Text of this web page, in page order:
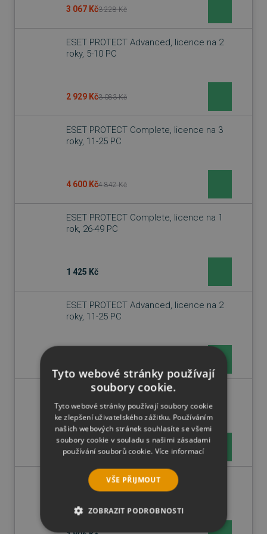
3 067 Kč3 228 Kč
ESET PROTECT Advanced, licence na 2
roky, 5-10 PC
2 929 Kč3 083 Kč
ESET PROTECT Complete, licence na 3
roky, 11-25 PC
4 600 Kč4 842 Kč
ESET PROTECT Complete, licence na 1
rok, 26-49 PC
1 425 Kč
ESET PROTECT Advanced, licence na 2
roky, 11-25 PC
ESET PROTECT Complete, licence na 3
roky, 26-49 PC
4 062 Kč 4 276 Kč
ESET PROTECT Complete, obnova
licence na 1 roky, 5-10 PC
Tyto webové stránky používají
soubory cookie.
Tyto webové stránky používají soubory cookie
ke zlepšení uživatelského zážitku. Používáním
našich webových stránek souhlasíte se všemi
soubory cookie v souladu s našimi zásadami
používání souborů cookie. Více informací
VŠE PŘIJMOUT
ZOBRAZIT PODROBNOSTI